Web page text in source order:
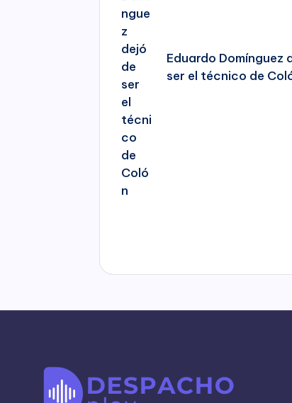
Eduardo Domínguez
ser el técnico de